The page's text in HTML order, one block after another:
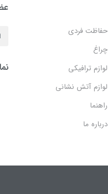
حفاظت فردی
چراغ
لوازم ترافیکی
لوازم آتش نشانی
راهنما
درباره ما